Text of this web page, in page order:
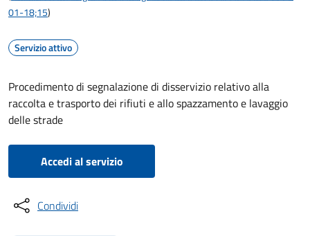
01-18;15)
Servizio attivo
Procedimento di segnalazione di disservizio relativo alla
raccolta e trasporto dei rifiuti e allo spazzamento e lavaggio
delle strade
Accedi al servizio
Condividi